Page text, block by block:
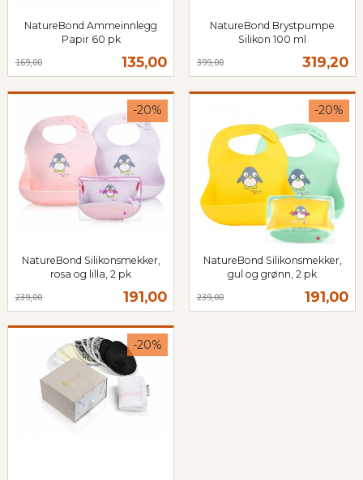
NatureBond Ammeinnlegg
Papir 60 pk
Tilbud
135,00
169,00
mva.
NatureBond Brystpumpe
Silikon 100 ml
Tilbud
319,20
399,00
mva.
NatureBond Silikonsmekker,
rosa og lilla, 2 pk
Tilbud
191,00
239,00
-20%
mva.
NatureBond Silikonsmekker,
gul og grønn, 2 pk
Tilbud
191,00
239,00
-20%
mva.
-20%